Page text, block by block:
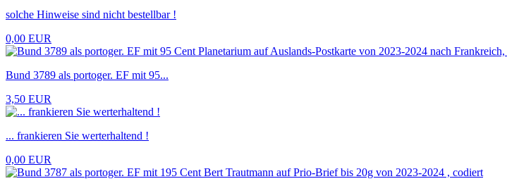
solche Hinweise sind nicht bestellbar !
0,00 EUR
Bund 3789 als portoger. EF mit 95...
3,50 EUR
... frankieren Sie werterhaltend !
0,00 EUR